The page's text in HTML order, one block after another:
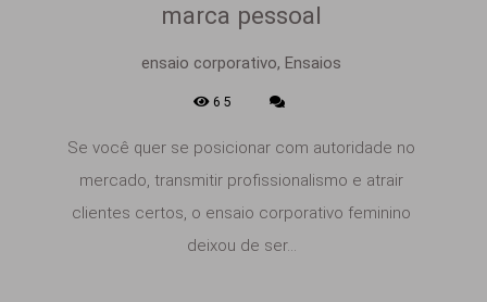
marca pessoal
ensaio corporativo, Ensaios
65
Se você quer se posicionar com autoridade no
mercado, transmitir profissionalismo e atrair
clientes certos, o ensaio corporativo feminino
deixou de ser...